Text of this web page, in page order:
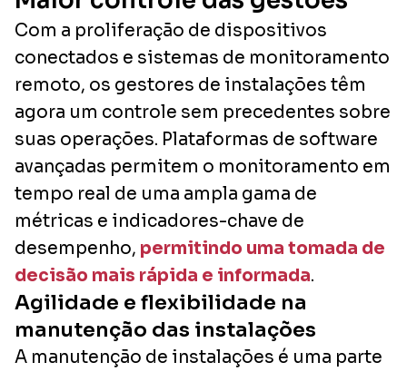
Com a proliferação de dispositivos
conectados e sistemas de monitoramento
remoto, os gestores de instalações têm
agora um controle sem precedentes sobre
suas operações. Plataformas de software
avançadas permitem o monitoramento em
tempo real de uma ampla gama de
métricas e indicadores-chave de
desempenho, permitindo uma tomada de
decisão mais rápida e informada.
Agilidade e flexibilidade na
manutenção das instalações
A manutenção de instalações é uma parte